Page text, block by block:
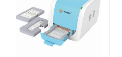
Jogo do teste do